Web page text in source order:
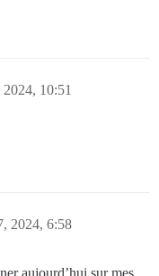
10:51
2024, 6:58
aujourd’hui sur mes